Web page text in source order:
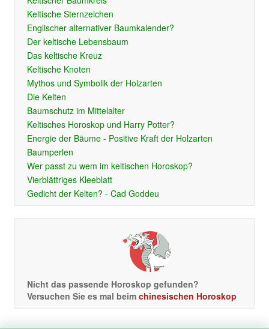
Keltische Sternzeichen
Englischer alternativer Baumkalender?
Der keltische Lebensbaum
Das keltische Kreuz
Keltische Knoten
Mythos und Symbolik der Holzarten
Die Kelten
Baumschutz im Mittelalter
Keltisches Horoskop und Harry Potter?
Energie der Bäume - Positive Kraft der Holzarten
Baumperlen
Wer passt zu wem im keltischen Horoskop?
Vierblättriges Kleeblatt
Gedicht der Kelten? - Cad Goddeu
Nicht das passende Horoskop gefunden?
Versuchen Sie es mal beim chinesischen Horoskop